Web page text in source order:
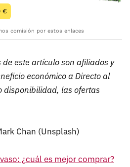
€
comisión por estos enlaces
este artículo son afiliados y
económico a Directo al
disponibilidad, las ofertas
Chan (Unsplash)
¿cuál es mejor comprar?